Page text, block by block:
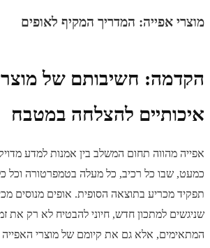
מוצרי אפייה: המדריך המקיף לאופים
הקדמה: חשיבותם של
איכותיים להצלחה במטבח
אפייה מהווה תחום המשלב בין אמנות למדע
כמעט, שבו כל רכיב, כל מעלה בטמפרטורה וכל
תפקיד מכריע בתוצאה הסופית. אופים מנוסים
שניגשים למתכון חדש, חיוני להבטיח לא רק את
המתאימים, אלא גם את קיומם של מוצרי האפייה